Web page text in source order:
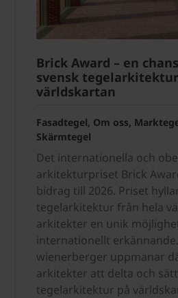
Brick Award – en
svensk
världskartan
Fasadtegel, Om oss,
Skärmtegel
Det internationella och
arkitekturpriset Brick
bidrag till 2026. Priset
tegelarkitektur från hela
arkitekter en unik
internationellt
wienerberger uppmanar
arkitekter att delta och
tegelarkitektur på